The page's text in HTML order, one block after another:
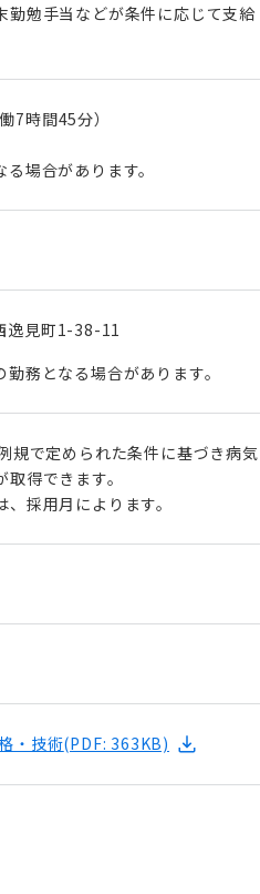
勉手当などが条件に応じて支給
7時間45分）
場合があります。
逸見町1-38-11
務となる場合があります。
規で定められた条件に基づき病気
得できます。
採用月によります。
・技術(PDF: 363KB)